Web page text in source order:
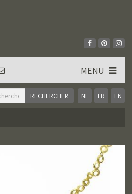
NL FR EN
MENU